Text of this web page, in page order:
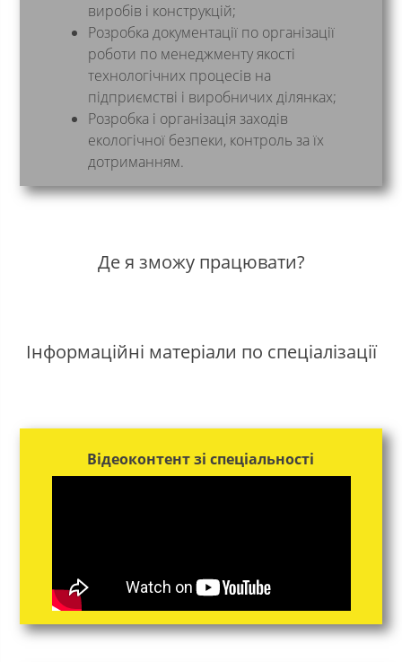
виробів і конструкцій;
Розробка документації по організації
роботи по менеджменту якості
технологічних процесів на
підприємстві і виробничих ділянках;
Розробка і організація заходів
екологічної безпеки, контроль за їх
дотриманням.
Де я зможу працювати?
Інформаційні матеріали по спеціалізації
Відеоконтент зі спеціальності